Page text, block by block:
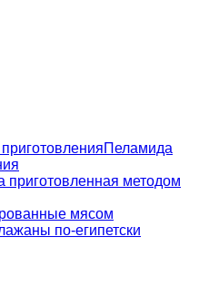
Пеламида
приготовленная методом
по-египетски